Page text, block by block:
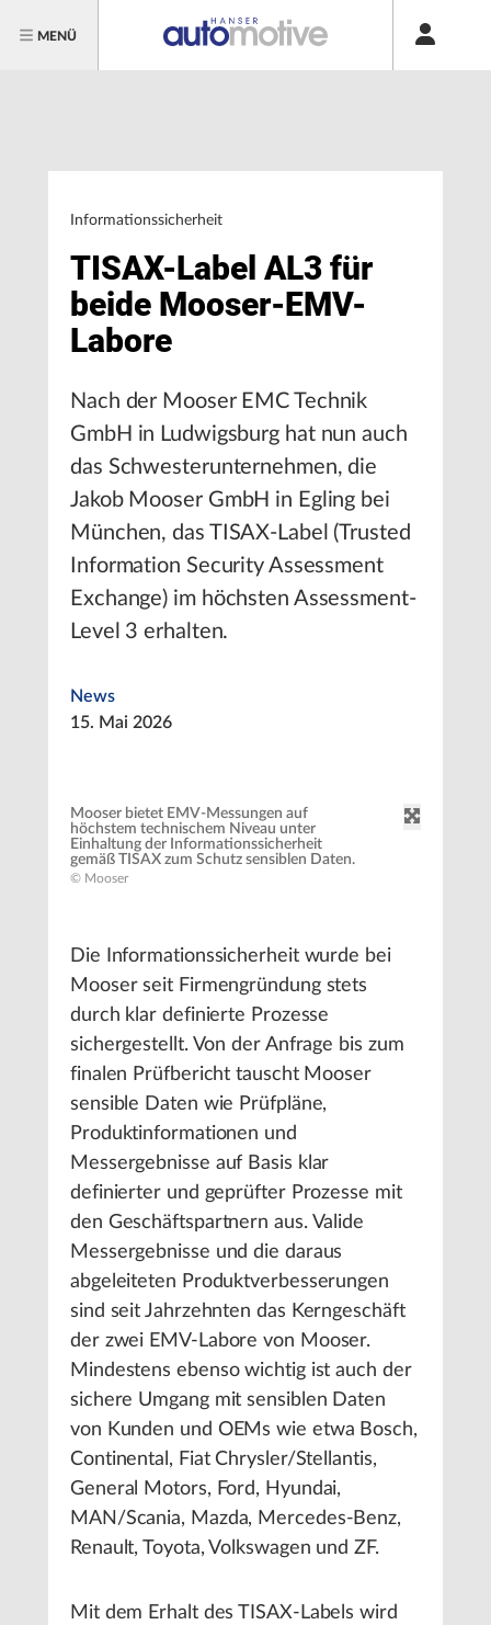
MENÜ
Informationssicherheit
TISAX-Label AL3 für
beide Mooser-EMV-
Labore
Nach der Mooser EMC Technik
GmbH in Ludwigsburg hat nun auch
das Schwesterunternehmen, die
Jakob Mooser GmbH in Egling bei
München, das TISAX-Label (Trusted
Information Security Assessment
Exchange) im höchsten Assessment-
Level 3 erhalten.
News
15. Mai 2026
Mooser bietet EMV-Messungen auf
höchstem technischem Niveau unter
Einhaltung der Informationssicherheit
gemäß TISAX zum Schutz sensiblen Daten.
© Mooser
Die Informationssicherheit wurde bei
Mooser seit Firmengründung stets
durch klar definierte Prozesse
sichergestellt. Von der Anfrage bis zum
finalen Prüfbericht tauscht Mooser
sensible Daten wie Prüfpläne,
Produktinformationen und
Messergebnisse auf Basis klar
definierter und geprüfter Prozesse mit
den Geschäftspartnern aus. Valide
Messergebnisse und die daraus
abgeleiteten Produktverbesserungen
sind seit Jahrzehnten das Kerngeschäft
der zwei EMV-Labore von Mooser.
Mindestens ebenso wichtig ist auch der
sichere Umgang mit sensiblen Daten
von Kunden und OEMs wie etwa Bosch,
Continental, Fiat Chrysler/Stellantis,
General Motors, Ford, Hyundai,
MAN/Scania, Mazda, Mercedes-Benz,
Renault, Toyota, Volkswagen und ZF.
Mit dem Erhalt des TISAX-Labels wird